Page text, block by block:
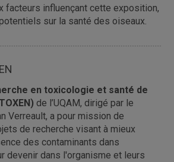
facteurs influençant cette exposition,
sur la santé des oiseaux.
en toxicologie et santé de
de l’UQAM, dirigé par le
Verreault, a pour mission de
de recherche visant à mieux
des contaminants dans
devenir dans l'organisme et leurs